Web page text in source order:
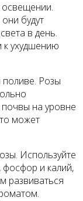
будут
в день.
к ухудшению
Розы
на уровне
может
Используйте
фосфор и калий,
развиваться